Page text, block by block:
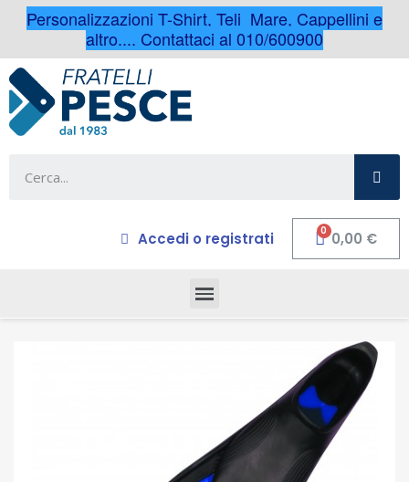
Personalizzazioni T-Shirt, Teli Mare, Cappellini e
altro.... Contattaci al 010/600900
Accedi o registrati 0,00 €